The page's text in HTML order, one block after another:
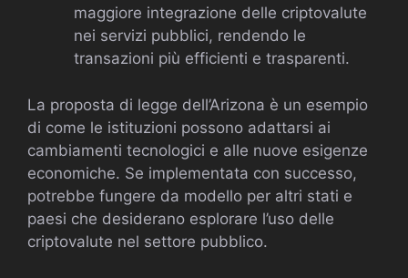
maggiore integrazione delle criptovalute
nei servizi pubblici, rendendo le
transazioni più efficienti e trasparenti.
La proposta di legge dell’Arizona è un esempio
di come le istituzioni possono adattarsi ai
cambiamenti tecnologici e alle nuove esigenze
economiche. Se implementata con successo,
potrebbe fungere da modello per altri stati e
paesi che desiderano esplorare l’uso delle
criptovalute nel settore pubblico.